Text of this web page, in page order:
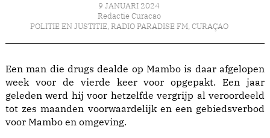
9 JANUARI 2024
Redactie Curacao
POLITIE EN JUSTITIE, RADIO PARADISE FM, CURAÇAO
Een man die drugs dealde op Mambo is daar afgelopen
week voor de vierde keer voor opgepakt. Een jaar
geleden werd hij voor hetzelfde vergrijp al veroordeeld
tot zes maanden voorwaardelijk en een gebiedsverbod
voor Mambo en omgeving.